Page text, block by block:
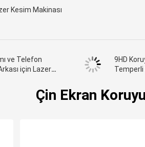
Kesim Makinası
ve Telefon
için Lazer
9HD
Temperli
Çin Ekran